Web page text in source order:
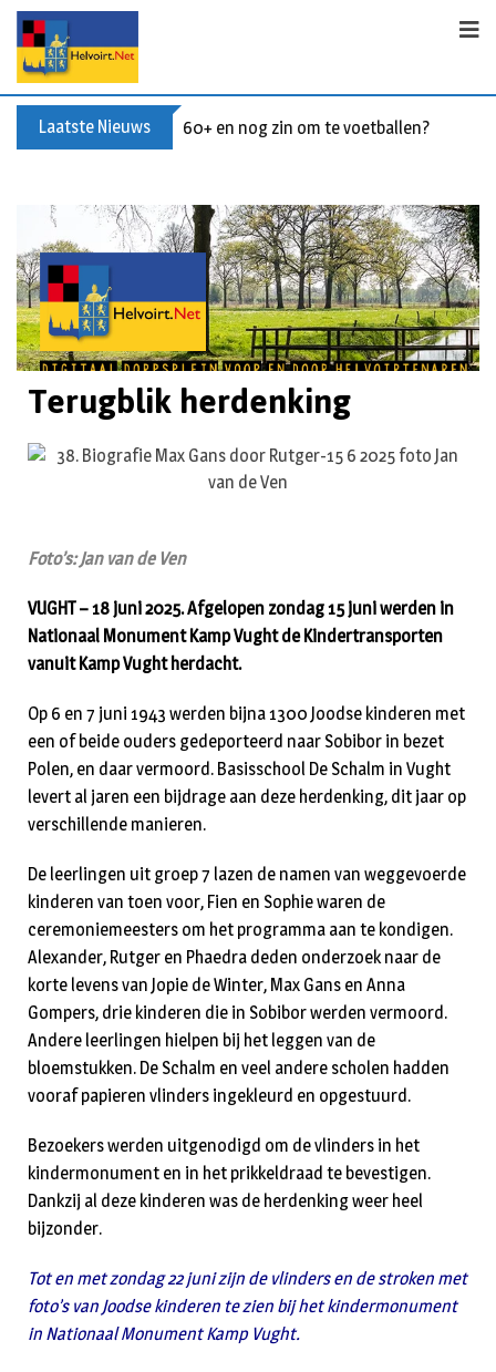
Laatste Nieuws 60+ en nog zin om te voetballen? Kom
Terugblik herdenking
Foto’s: Jan van de Ven
VUGHT – 18 juni 2025. Afgelopen zondag 15 juni werden in
Nationaal Monument Kamp Vught de Kindertransporten
vanuit Kamp Vught herdacht.
Op 6 en 7 juni 1943 werden bijna 1300 Joodse kinderen met
een of beide ouders gedeporteerd naar Sobibor in bezet
Polen, en daar vermoord. Basisschool De Schalm in Vught
levert al jaren een bijdrage aan deze herdenking, dit jaar op
verschillende manieren.
De leerlingen uit groep 7 lazen de namen van weggevoerde
kinderen van toen voor, Fien en Sophie waren de
ceremoniemeesters om het programma aan te kondigen.
Alexander, Rutger en Phaedra deden onderzoek naar de
korte levens van Jopie de Winter, Max Gans en Anna
Gompers, drie kinderen die in Sobibor werden vermoord.
Andere leerlingen hielpen bij het leggen van de
bloemstukken. De Schalm en veel andere scholen hadden
vooraf papieren vlinders ingekleurd en opgestuurd.
Bezoekers werden uitgenodigd om de vlinders in het
kindermonument en in het prikkeldraad te bevestigen.
Dankzij al deze kinderen was de herdenking weer heel
bijzonder.
Tot en met zondag 22 juni zijn de vlinders en de stroken met
foto’s van Joodse kinderen te zien bij het kindermonument
in Nationaal Monument Kamp Vught.